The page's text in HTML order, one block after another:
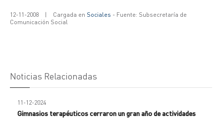
12-11-2008 | Cargada en Sociales - Fuente: Subsecretaría de
Comunicación Social
Noticias Relacionadas
11-12-2024
Gimnasios terapéuticos cerraron un gran año de actividades